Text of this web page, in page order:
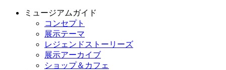
ミュージアムガイド
コンセプト
展示テーマ
レジェンドストーリーズ
展示アーカイブ
ショップ＆カフェ